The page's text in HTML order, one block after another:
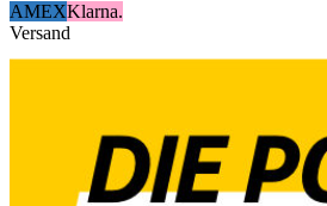
AMEXKlarna.
Versand